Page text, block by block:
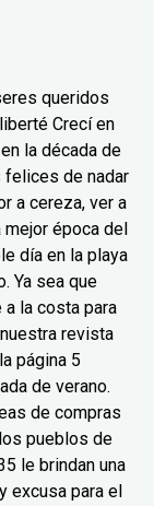
queridos
Crecí en
la década de
felices de nadar
a cereza, ver a
época del
día en la playa
Ya sea que
a la costa para
revista
página 5
de verano.
de compras
pueblos de
le brindan una
excusa para el